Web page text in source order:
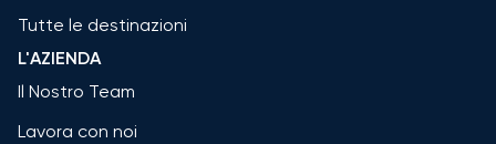
Tutte le destinazioni
L'AZIENDA
Il Nostro Team
Lavora con noi